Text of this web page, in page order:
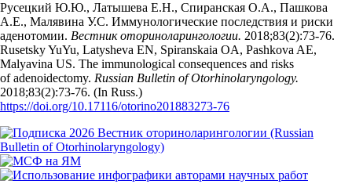
Русецкий Ю.Ю., Латышева Е.Н., Спиранская О.А., Пашкова
А.Е., Малявина У.С. Иммунологические последствия и риски
аденотомии. Вестник оториноларингологии. 2018;83(2):73‑76.
Rusetsky YuYu, Latysheva EN, Spiranskaia OA, Pashkova AE,
Malyavina US. The immunological consequences and risks
of adenoidectomy. Russian Bulletin of Otorhinolaryngology.
2018;83(2):73‑76. (In Russ.)
https://doi.org/10.17116/otorino201883273-76